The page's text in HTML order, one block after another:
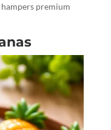
premium